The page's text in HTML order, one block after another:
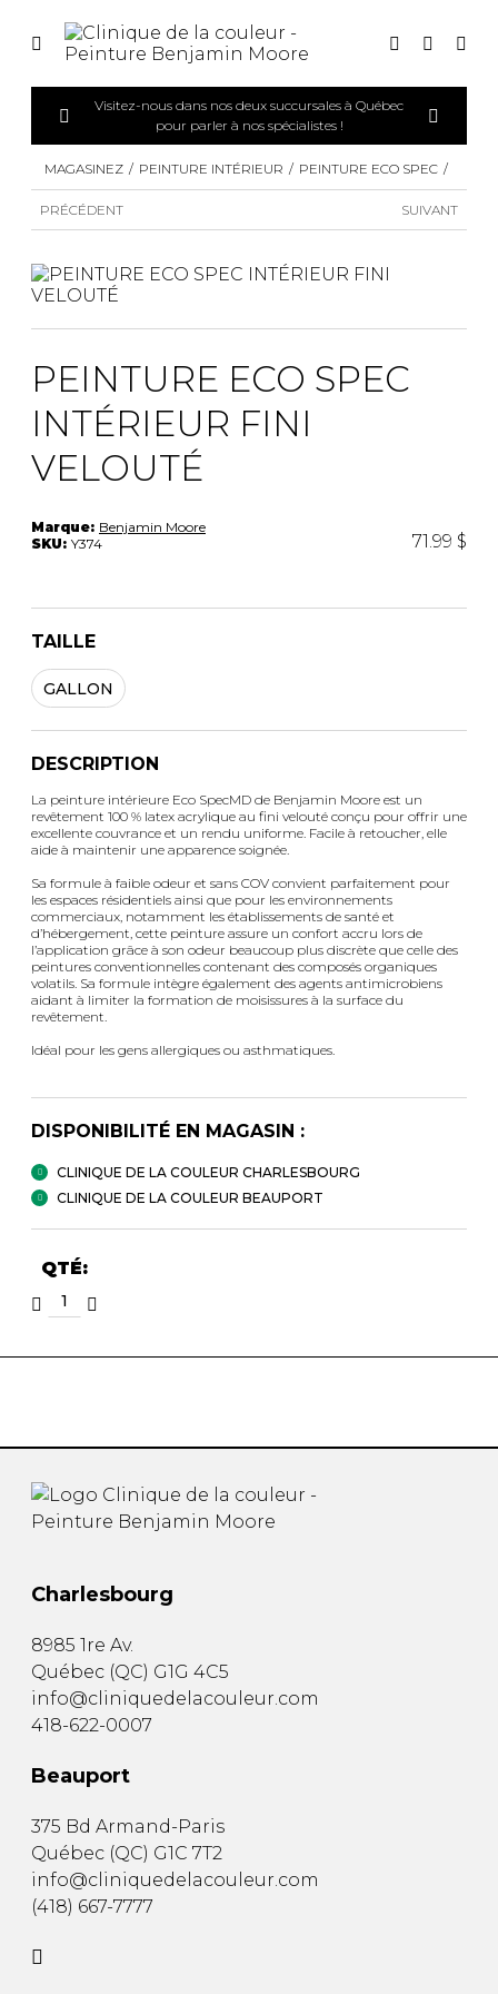
Visitez-nous dans nos deux succursales à Québec
pour parler à nos spécialistes !
MAGASINEZ PEINTURE INTÉRIEUR PEINTURE ECO SPEC
PRÉCÉDENT SUIVANT
PEINTURE ECO SPEC
INTÉRIEUR FINI
VELOUTÉ
Marque: Benjamin Moore
SKU: Y374 71.99 $
TAILLE
GALLON
DESCRIPTION
La peinture intérieure Eco SpecMD de Benjamin Moore est un
revêtement 100 % latex acrylique au fini velouté conçu pour offrir une
excellente couvrance et un rendu uniforme. Facile à retoucher, elle
aide à maintenir une apparence soignée.
Sa formule à faible odeur et sans COV convient parfaitement pour
les espaces résidentiels ainsi que pour les environnements
commerciaux, notamment les établissements de santé et
d’hébergement, cette peinture assure un confort accru lors de
l’application grâce à son odeur beaucoup plus discrète que celle des
peintures conventionnelles contenant des composés organiques
volatils. Sa formule intègre également des agents antimicrobiens
aidant à limiter la formation de moisissures à la surface du
revêtement.
Idéal pour les gens allergiques ou asthmatiques.
DISPONIBILITÉ EN MAGASIN :
CLINIQUE DE LA COULEUR CHARLESBOURG
CLINIQUE DE LA COULEUR BEAUPORT
QTÉ:
Charlesbourg
8985 1re Av.
Québec (QC) G1G 4C5
info@cliniquedelacouleur.com
418-622-0007
Beauport
375 Bd Armand-Paris
Québec (QC) G1C 7T2
info@cliniquedelacouleur.com
(418) 667-7777